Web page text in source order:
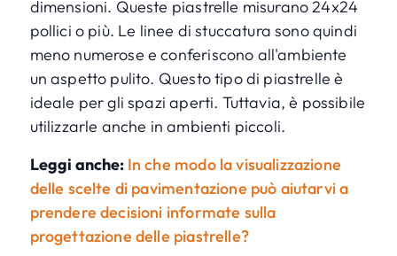
dimensioni. Queste piastrelle misurano 24x24
pollici o più. Le linee di stuccatura sono quindi
meno numerose e conferiscono all'ambiente
un aspetto pulito. Questo tipo di piastrelle è
ideale per gli spazi aperti. Tuttavia, è possibile
utilizzarle anche in ambienti piccoli.
Leggi anche: In che modo la visualizzazione
delle scelte di pavimentazione può aiutarvi a
prendere decisioni informate sulla
progettazione delle piastrelle?